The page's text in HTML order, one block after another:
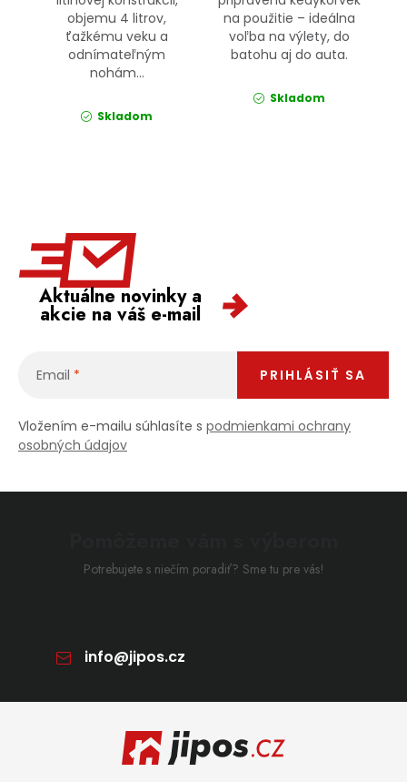
objemu 4 litrov,
ťažkému veku a
odnímateľným
nohám...
Skladom
na použitie – ideálna
voľba na výlety, do
batohu aj do auta.
Skladom
Aktuálne novinky a
akcie na váš e-mail
Email
Vložením e-mailu súhlasíte s podmienkami ochrany
osobných údajov
PRIHLÁSIŤ SA
Potrebujete s niečím poradiť? Sme tu pre vás!
info@jipos.cz